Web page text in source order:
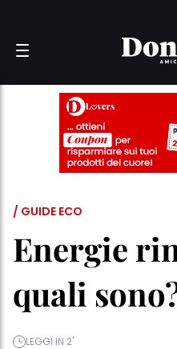
/ GUIDE ECO
Energie
quali
LEGGI IN 2'